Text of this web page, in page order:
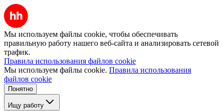
Мы используем файлы cookie, чтобы обеспечивать
правильную работу нашего веб-сайта и анализировать сетевой
трафик.
Правила использования файлов cookie
Мы используем файлы cookie. Правила использования
файлов cookie
Понятно
Ищу работу